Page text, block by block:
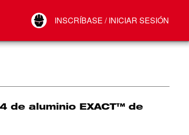
INSCRÍBASE / INICIAR SESIÓN
Conectar
de aluminio EXACT™ de